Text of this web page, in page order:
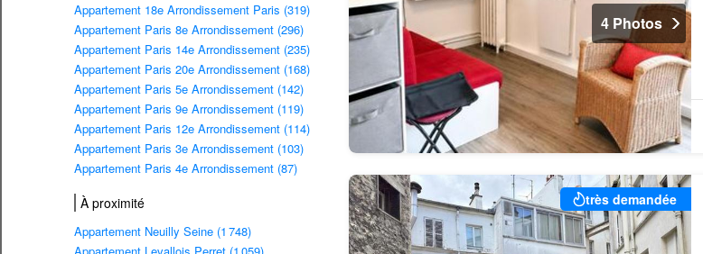
Appartement 18e Arrondissement Paris (319)
Appartement Paris 8e Arrondissement (296)
Appartement Paris 14e Arrondissement (235)
Appartement Paris 20e Arrondissement (168)
Appartement Paris 5e Arrondissement (142)
Appartement Paris 9e Arrondissement (119)
Appartement Paris 12e Arrondissement (114)
Appartement Paris 3e Arrondissement (103)
Appartement Paris 4e Arrondissement (87)
À proximité
Appartement Neuilly Seine (1 748)
4 Photos
très demandée